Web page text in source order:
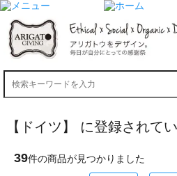
【ドイツ】 に登録されて
39件の商品が見つかりました